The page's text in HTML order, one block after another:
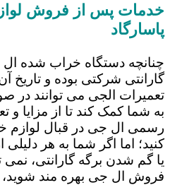
خدمات پس از فروش
پاسارگاد
چنانچه دستگاه خراب شده
گارانتی شرکتی بوده و
تعمیرات الجی می توانند در
به شما کمک کند تا از مزایا و
رسمی ال جی در قبال لوازم
کنید؛ اما اگر شما به هر دلیلی
یا گم شدن برگه گارانتی، نمی
فروش ال جی بهره مند شوید،